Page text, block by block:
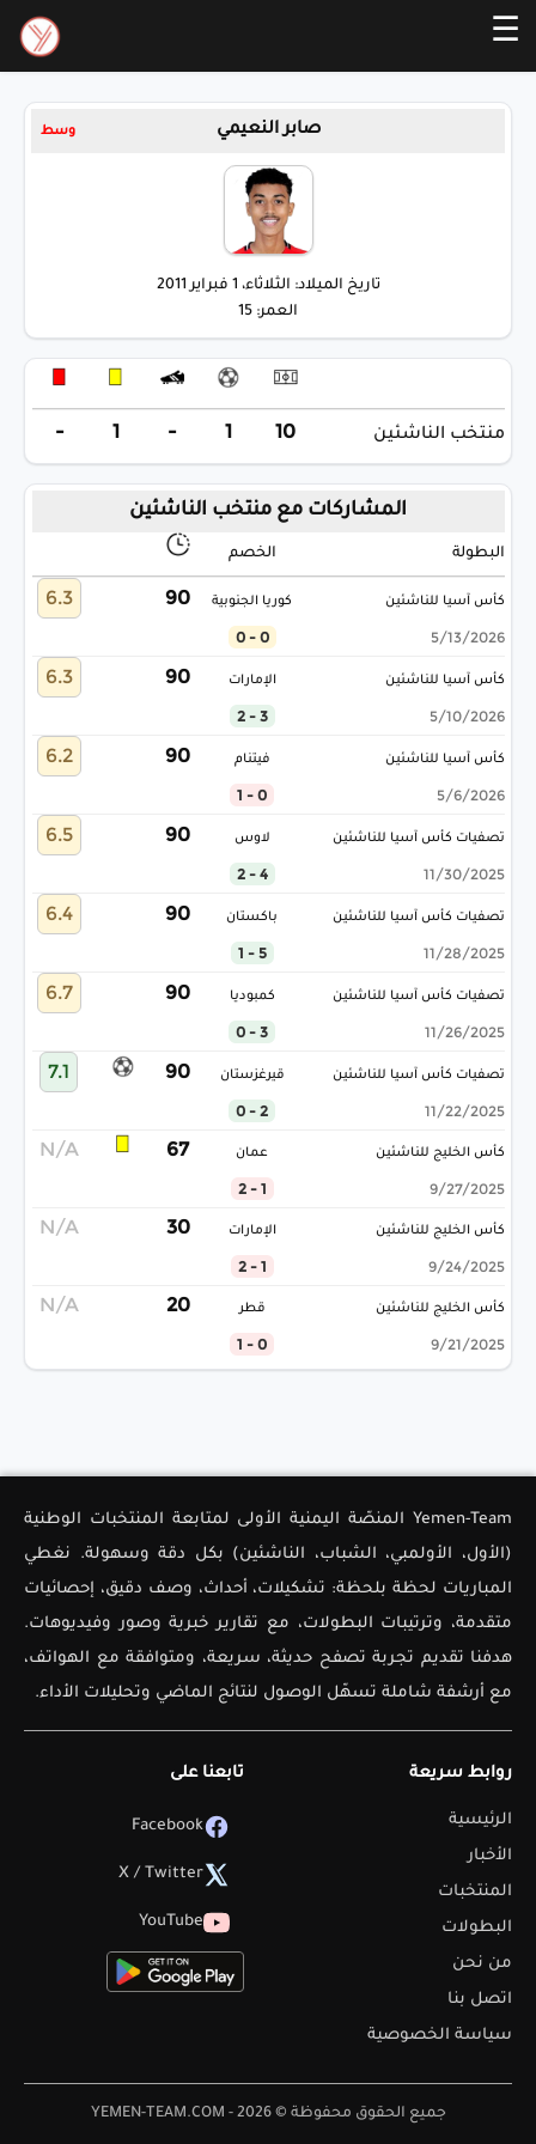
☰
صابر النعيمي وسط
تاريخ الميلاد: الثلاثاء، 1 فبراير 2011
العمر: 15
منتخب الناشئين 10
1
-
1
-
المشاركات مع منتخب الناشئين
البطولة الخصم
كأس آسيا للناشئين
5/13/2026
كوريا الجنوبية
0 - 0
90
6.3
كأس آسيا للناشئين
5/10/2026
الإمارات
3 - 2
90
6.3
كأس آسيا للناشئين
5/6/2026
فيتنام
0 - 1
90
6.2
تصفيات كأس آسيا للناشئين
11/30/2025
لاوس
4 - 2
90
6.5
تصفيات كأس آسيا للناشئين
11/28/2025
باكستان
5 - 1
90
6.4
تصفيات كأس آسيا للناشئين
11/26/2025
كمبوديا
3 - 0
90
6.7
تصفيات كأس آسيا للناشئين
11/22/2025
قيرغزستان
2 - 0
90
7.1
كأس الخليج للناشئين
9/27/2025
عمان
1 - 2
67
N/A
كأس الخليج للناشئين
9/24/2025
الإمارات
1 - 2
30
N/A
كأس الخليج للناشئين
9/21/2025
قطر
0 - 1
20
N/A
Yemen-Team المنصّة اليمنية الأولى لمتابعة المنتخبات الوطنية
(الأول، الأولمبي، الشباب، الناشئين) بكل دقة وسهولة. نغطي
المباريات لحظة بلحظة: تشكيلات، أحداث، وصف دقيق، إحصائيات
متقدمة، وترتيبات البطولات، مع تقارير خبرية وصور وفيديوهات.
هدفنا تقديم تجربة تصفح حديثة، سريعة، ومتوافقة مع الهواتف،
مع أرشفة شاملة تسهّل الوصول لنتائج الماضي وتحليلات الأداء.
روابط سريعة
الرئيسية
الأخبار
المنتخبات
البطولات
من نحن
اتصل بنا
سياسة الخصوصية
تابعنا على
Facebook
X / Twitter
YouTube
جميع الحقوق محفوظة © 2026 - YEMEN-TEAM.COM